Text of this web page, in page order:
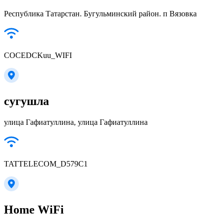
Республика Татарстан. Бугульминский район. п Вязовка
COCEDCKuu_WIFI
сугушла
улица Гафиатуллина, улица Гафиатуллина
TATTELECOM_D579C1
Home WiFi